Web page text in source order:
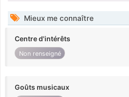
Mieux me connaître
Centre d'intérêts
Non renseigné
Goûts musicaux